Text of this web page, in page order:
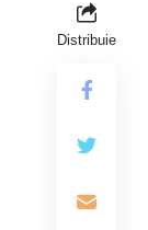
Distribuie